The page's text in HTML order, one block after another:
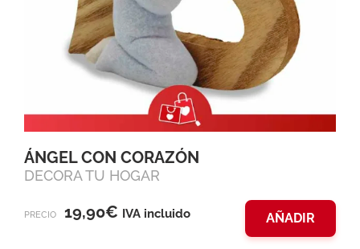
ÁNGEL CON CORAZÓN
DECORA TU HOGAR
PRECIO 19,90€ IVA incluido AÑADIR